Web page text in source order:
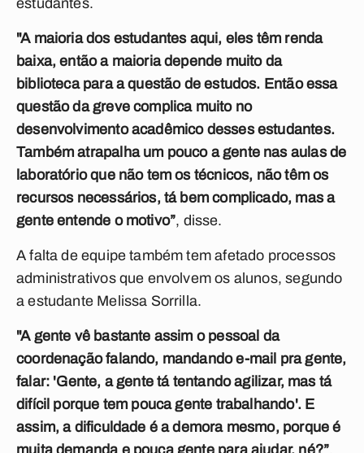
estudantes.
"A maioria dos estudantes aqui, eles têm renda
baixa, então a maioria depende muito da
biblioteca para a questão de estudos. Então essa
questão da greve complica muito no
desenvolvimento acadêmico desses estudantes.
Também atrapalha um pouco a gente nas aulas de
laboratório que não tem os técnicos, não têm os
recursos necessários, tá bem complicado, mas a
gente entende o motivo”, disse.
A falta de equipe também tem afetado processos
administrativos que envolvem os alunos, segundo
a estudante Melissa Sorrilla.
"A gente vê bastante assim o pessoal da
coordenação falando, mandando e-mail pra gente,
falar: 'Gente, a gente tá tentando agilizar, mas tá
difícil porque tem pouca gente trabalhando'. E
assim, a dificuldade é a demora mesmo, porque é
muita demanda e pouca gente para ajudar, né?”,